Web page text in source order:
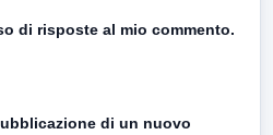
di risposte al mio commento.
di un nuovo